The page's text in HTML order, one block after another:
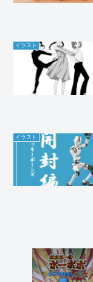
イラスト
イラスト